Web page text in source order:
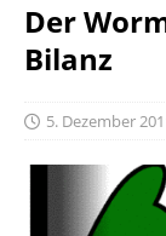
Der
Bilanz
5. Dezember